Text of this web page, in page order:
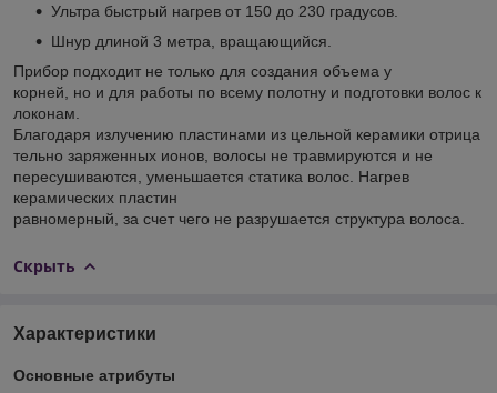
Ультра быстрый нагрев от 150 до 230 градусов.
Шнур длиной 3 метра, вращающийся.
Прибор подходит не только для создания объема у
корней, но и для работы по всему полотну и подготовки волос к
локонам.
Благодаря излучению пластинами из цельной керамики отрица
тельно заряженных ионов, волосы не травмируются и не
пересушиваются, уменьшается статика волос. Нагрев
керамических пластин
равномерный, за счет чего не разрушается структура волоса.
Скрыть
Характеристики
Основные атрибуты